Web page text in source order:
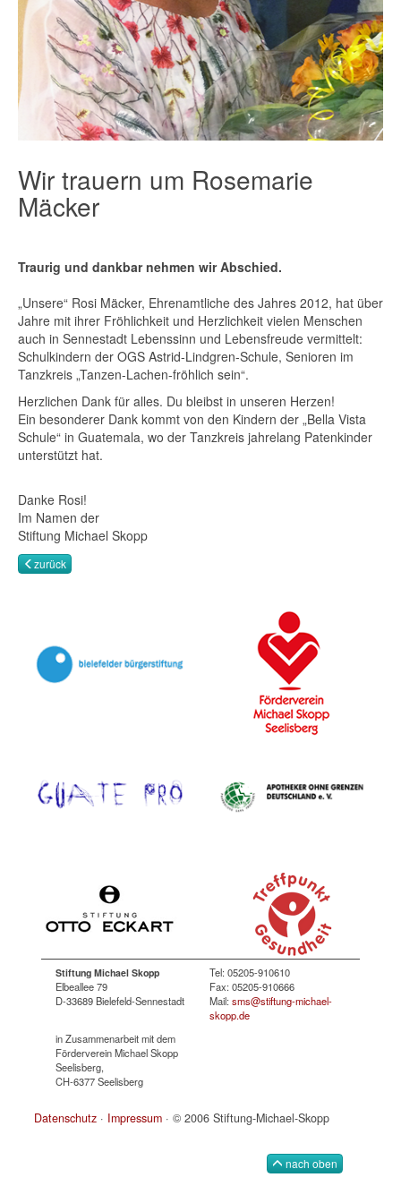
Wir trauern um Rosemarie
Mäcker
Traurig und dankbar nehmen wirAbschied.
„Unsere“ Rosi Mäcker, Ehrenamtliche des Jahres 2012, hat über
Jahre mit ihrer Fröhlichkeit und Herzlichkeit vielen Menschen
auch in Sennestadt Lebenssinn und Lebensfreude vermittelt:
Schulkindern der OGS Astrid-Lindgren-Schule, Senioren im
Tanzkreis „Tanzen-Lachen-fröhlich sein“.
Herzlichen Dank für alles. Du bleibst in unseren Herzen!
Ein besonderer Dank kommt von den Kindern der „Bella Vista
Schule“ in Guatemala, wo der Tanzkreis jahrelang Patenkinder
unterstützt hat.
Danke Rosi!
Im Namen der
Stiftung Michael Skopp
zurück
Stiftung Michael Skopp
Elbeallee 79
D-33689 Bielefeld-Sennestadt
Tel: 05205-910610
Fax: 05205-910666
Mail: sms@stiftung-michael-
skopp.de
in Zusammenarbeit mit dem
Förderverein Michael Skopp
Seelisberg,
CH-6377 Seelisberg
Datenschutz· Impressum· © 2006 Stiftung-Michael-Skopp
nach oben